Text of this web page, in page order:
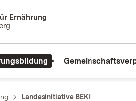
Ernährung
Landesinitiative BEKI